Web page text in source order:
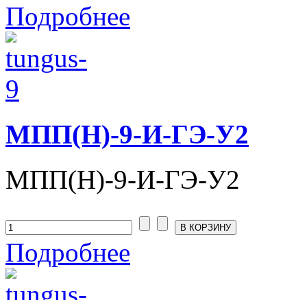
Подробнее
МПП(Н)-9-И-ГЭ-У2
МПП(Н)-9-И-ГЭ-У2
Подробнее